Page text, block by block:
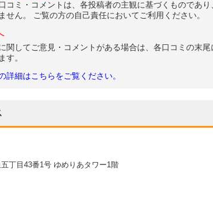
コミ・コメントは、各投稿者の主観に基づくものであ
せん。 ご覧の方の自己責任においてご利用ください。
関してご意見・コメントがある場合は、各口コミの末
す。
細はこちらをご覧ください。
丁目43番1号 ゆめりあタワー1階